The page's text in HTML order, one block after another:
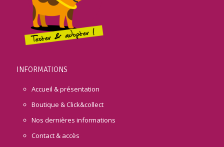
INFORMATIONS
Accueil & présentation
Boutique & Click&collect
Nos dernières informations
Contact & accès